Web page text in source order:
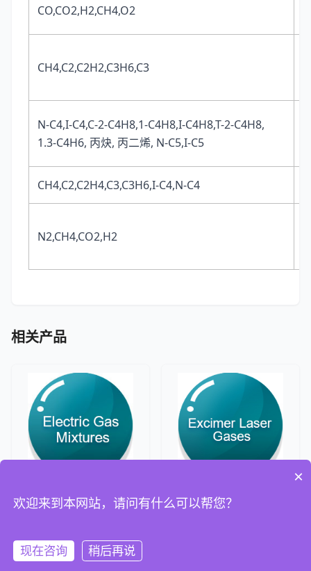
CO,CO2,H2,CH4,O2
CH4,C2,C2H2,C3H6,C3
N-C4,I-C4,C-2-C4H8,1-C4H8,I-C4H8,T-2-C4H8,
1.3-C4H6, 丙炔, 丙二烯, N-C5,I-C5
CH4,C2,C2H4,C3,C3H6,I-C4,N-C4
N2,CH4,CO2,H2
相关产品
电子混合气 准分子激光气
×
欢迎来到本网站，请问有什么可以帮您？
现在咨询 稍后再说